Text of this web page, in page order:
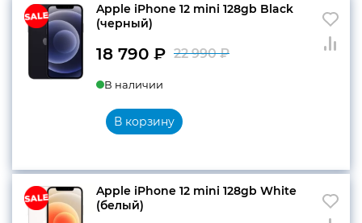
Apple iPhone 12 mini 128gb Black
(черный)
22 990₽
18 790 ₽
В наличии
В корзину
Apple iPhone 12 mini 128gb White
(белый)